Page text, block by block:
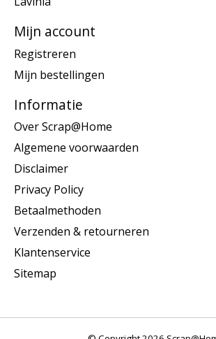
Mijn account
Registreren
Mijn bestellingen
Informatie
Over Scrap@Home
Algemene voorwaarden
Disclaimer
Privacy Policy
Betaalmethoden
Verzenden & retourneren
Klantenservice
Sitemap